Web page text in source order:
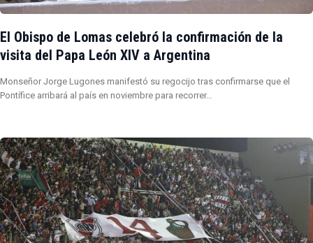
El Obispo de Lomas celebró la confirmación de la
visita del Papa León XIV a Argentina
Monseñor Jorge Lugones manifestó su regocijo tras confirmarse que el
Pontífice arribará al país en noviembre para recorrer…